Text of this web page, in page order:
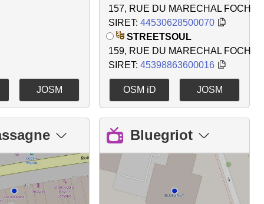
JOSM
157, RUE DU MARECHAL FOCH
SIRET: 44530628500070
STREETSOUL
159, RUE DU MARECHAL FOCH
SIRET: 45398863600016
OSM iD JOSM
Bluegriot